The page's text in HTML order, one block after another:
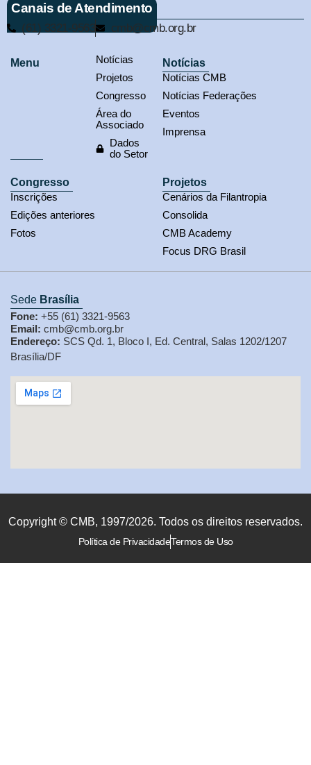
Canais de Atendimento
(61) 3321-9563 cmb@cmb.org.br
Menu
Notícias
Projetos
Congresso
Área do
Associado
Dados
do Setor
Notícias
Notícias CMB
Notícias Federações
Eventos
Imprensa
Congresso
Inscrições
Edições anteriores
Fotos
Projetos
Cenários da Filantropia
Consolida
CMB Academy
Focus DRG Brasil
Sede Brasília
Fone: +55 (61) 3321-9563
Email: cmb@cmb.org.br
Endereço: SCS Qd. 1, Bloco I, Ed. Central, Salas 1202/1207
Brasília/DF
Copyright © CMB, 1997/2026. Todos os direitos reservados.
Política de PrivacidadeTermos de Uso